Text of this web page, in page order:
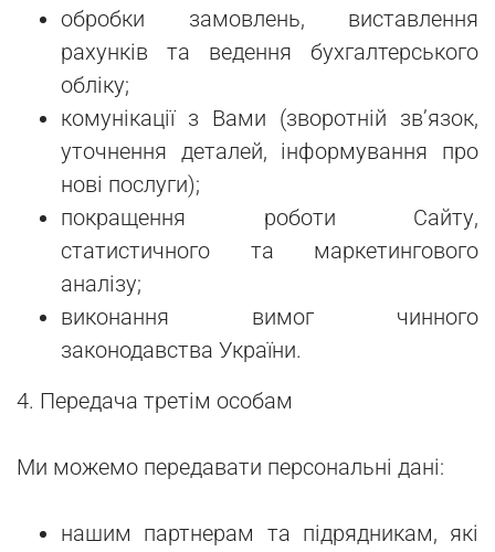
обробки замовлень, виставлення
рахунків та ведення бухгалтерського
обліку;
комунікації з Вами (зворотній зв’язок,
уточнення деталей, інформування про
нові послуги);
покращення роботи Сайту,
статистичного та маркетингового
аналізу;
виконання вимог чинного
законодавства України.
4. Передача третім особам
Ми можемо передавати персональні дані:
нашим партнерам та підрядникам, які